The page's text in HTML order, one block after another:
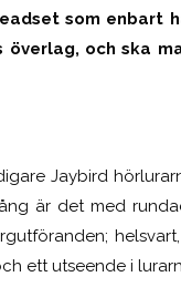
som enbart
och ska
Jaybird
är det med
ett utseende i